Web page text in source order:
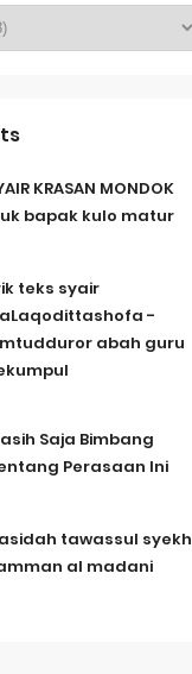
KRASAN MONDOK
bapak kulo matur
teks syair
-
abah guru
Saja Bimbang
Perasaan Ini
tawassul syekh
al madani